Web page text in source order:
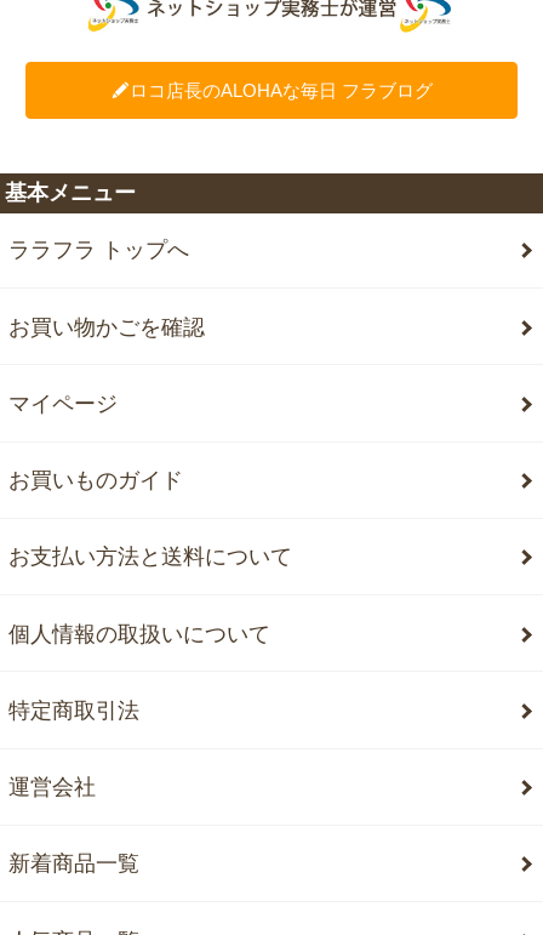
ロコ店長のALOHAな毎日 フラブログ
基本メニュー
ララフラ トップへ
お買い物かごを確認
マイページ
お買いものガイド
お支払い方法と送料について
個人情報の取扱いについて
特定商取引法
運営会社
新着商品一覧